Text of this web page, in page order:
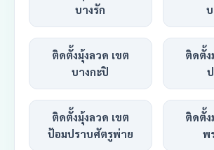
บางรัก
ติดตั้งมุ้งลวด เขต
บางกะปิ
ติดตั้ง
ติดตั้งมุ้งลวด เขต
ป้อมปราบศัตรูพ่าย
ติดตั้ง
พ